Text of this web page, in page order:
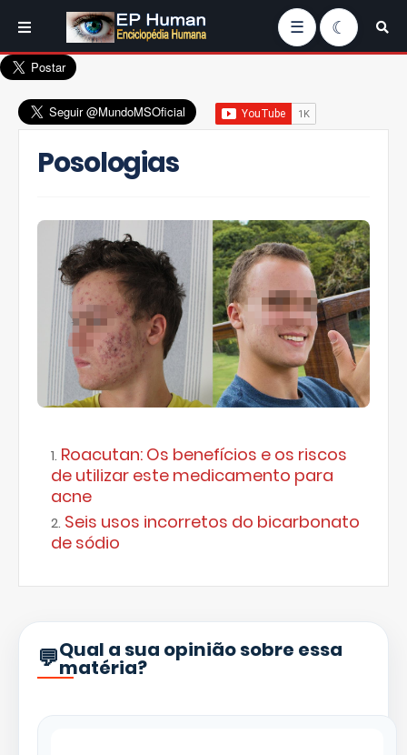
☰
Posologias
Roacutan: Os benefícios e os riscos
de utilizar este medicamento para
acne
Seis usos incorretos do bicarbonato
de sódio
Qual a sua opinião sobre essa
matéria?